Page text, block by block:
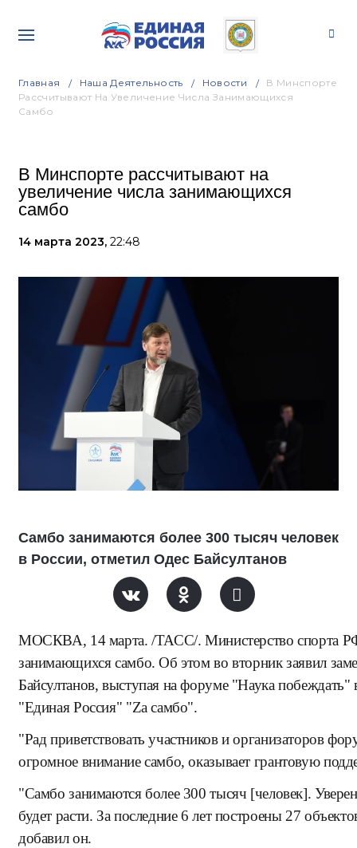
Главная Наша Деятельность Новости
В Минспорте
Рассчитывают На Увеличение Числа Занимающихся
Самбо
В Минспорте рассчитывают на
увеличение числа занимающихся
самбо
14 марта 2023, 22:48
Самбо занимаются более 300 тысяч человек
в России, отметил Одес Байсултанов
МОСКВА, 14 марта. /ТАСС/. Министерство спорта РФ
занимающихся самбо. Об этом во вторник заявил
Байсултанов, выступая на форуме "Наука побеждать"
"Единая Россия" "Za самбо".
"Рад приветствовать участников и организаторов
огромное внимание самбо, оказывает грантовую
"Самбо занимаются более 300 тысяч [человек].
будет расти. За последние 6 лет построены 27
добавил он.